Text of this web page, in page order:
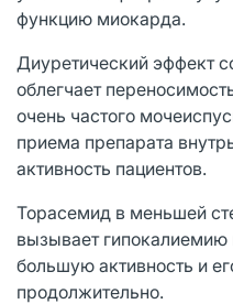
функцию миокарда.
Диуретический эффект
облегчает
очень частого
приема препарата
активность пациентов.
Торасемид в меньшей
вызывает гипокалиемию
большую активность и
продолжительно.